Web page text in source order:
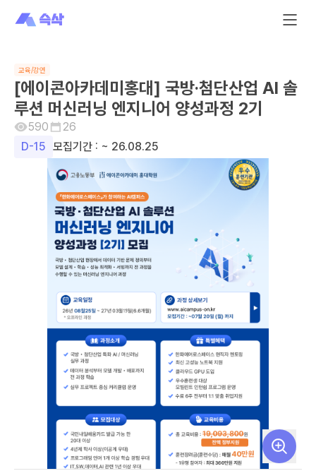
교육/강연
[에이콘아카데미홍대] 국방·첨단산업 AI 솔
루션 머신러닝 엔지니어 양성과정 2기
590
26
D-15 모집기간 : ~ 26.08.25